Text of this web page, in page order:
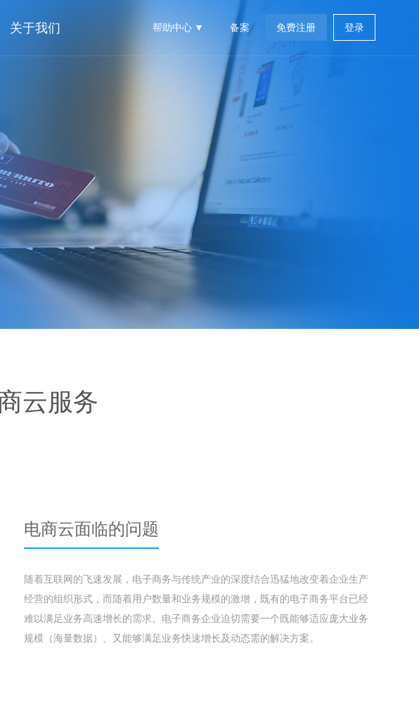
关于我们 帮助中心 备案 免费注册 登录
云服务
电商云面临的问题
随着互联网的飞速发展，电子商务与传统产业的深度结合迅猛地改变着企业生产
经营的组织形式，而随着用户数量和业务规模的激增，既有的电子商务平台已经
难以满足业务高速增长的需求。电子商务企业迫切需要一个既能够适应庞大业务
规模（海量数据）、又能够满足业务快速增长及动态需的解决方案。